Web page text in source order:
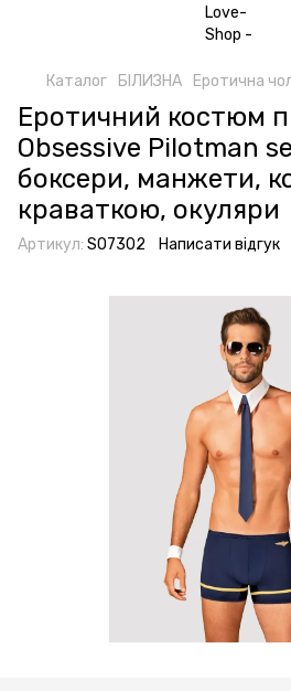
Каталог БІЛИЗНА Еротична
Еротичний костюм
Obsessive Pilotman
боксери, манжети,
краваткою, окуляри
Артикул: SO7302 Написати відгук